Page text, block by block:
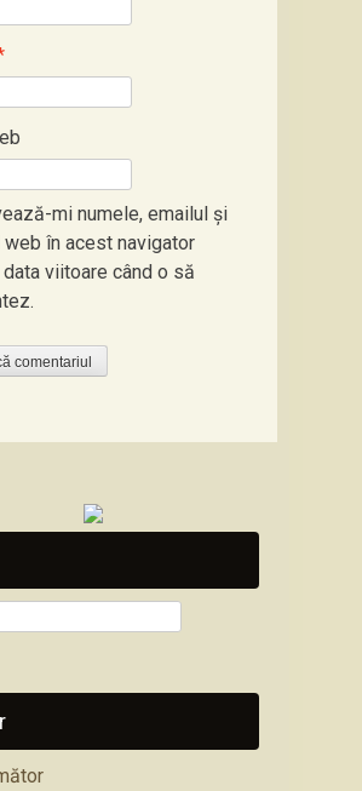
mi numele, emailul și
în acest navigator
viitoare când o să